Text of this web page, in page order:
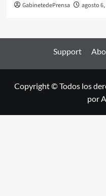
GabinetedePrensa agosto 6,
Support
Copyright © Todos los
por